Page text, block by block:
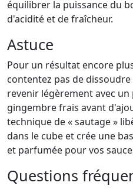
équilibrer la puissance du
d'acidité et de fraîcheur.
Astuce
Pour un résultat encore
contentez pas de
revenir légèrement avec
gingembre frais avant
technique de « sautage »
dans le cube et crée une
et parfumée pour vos
Questions